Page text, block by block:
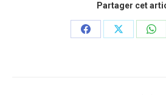
Partager cet
Share
Share